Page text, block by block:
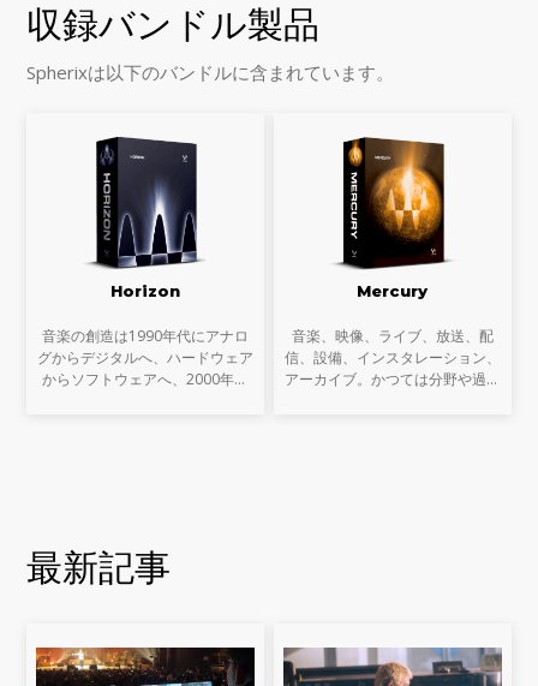
収録バンドル製品
Spherixは以下のバンドルに含まれています。
Horizon
音楽の創造は1990年代にアナロ
グからデジタルへ、ハードウェア
からソフトウェアへ、2000年代
Mercury
音楽、映像、ライブ、放送、配
信、設備、インスタレーション、
アーカイブ。かつては分野や過程
最新記事